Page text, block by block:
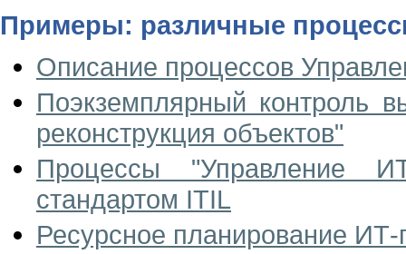
Примеры: различные
Описание процессов
Поэкземплярный контроль
реконструкция объектов"
Процессы "Управление
стандартом ITIL
Ресурсное планирование ИТ-